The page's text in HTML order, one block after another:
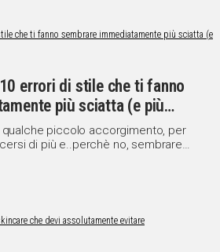
Vaierrori di stile che ti fanno
più sciatta (e più
piccolo accorgimento, per
di più e..perchè no, sembrare